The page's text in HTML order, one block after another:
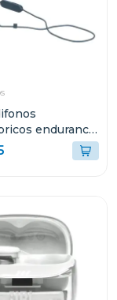
endurance
endurruna2